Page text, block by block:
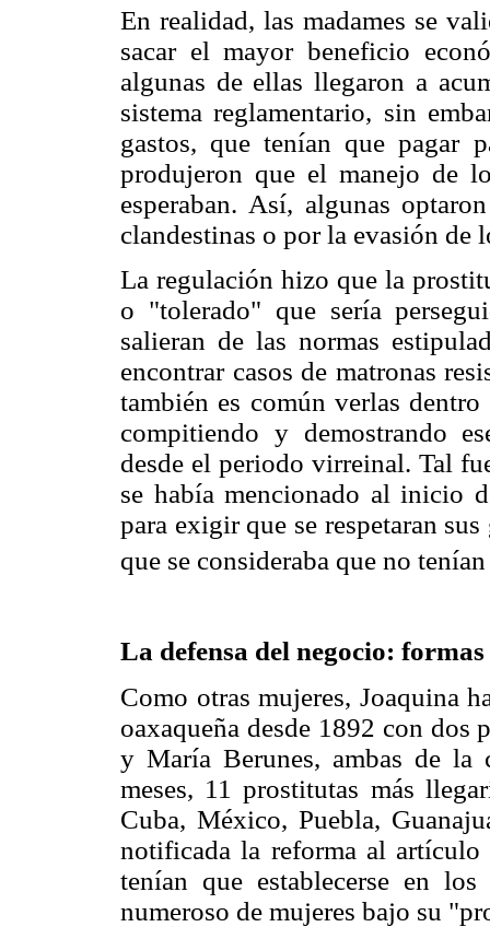
En realidad, las madames se
sacar el mayor beneficio
algunas de ellas llegaron a
sistema reglamentario, sin
gastos, que tenían que pagar
produjeron que el manejo de
esperaban. Así, algunas
clandestinas o por la evasión de
La regulación hizo que la
o "tolerado" que sería
salieran de las normas
encontrar casos de matronas
también es común verlas
compitiendo y demostrando
desde el periodo virreinal. Tal
se había mencionado al inicio
para exigir que se respetaran
que se consideraba que no
La defensa del negocio:
Como otras mujeres, Joaquina
oaxaqueña desde 1892 con dos
y María Berunes, ambas de
meses, 11 prostitutas más
Cuba, México, Puebla,
notificada la reforma al artículo
tenían que establecerse en
numeroso de mujeres bajo su